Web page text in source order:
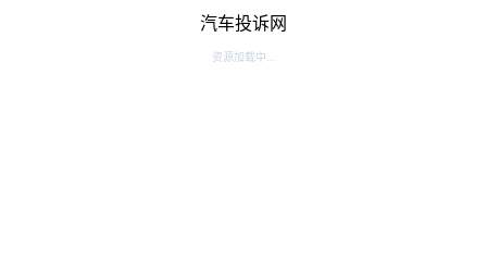
汽车投诉网
资源加载中...